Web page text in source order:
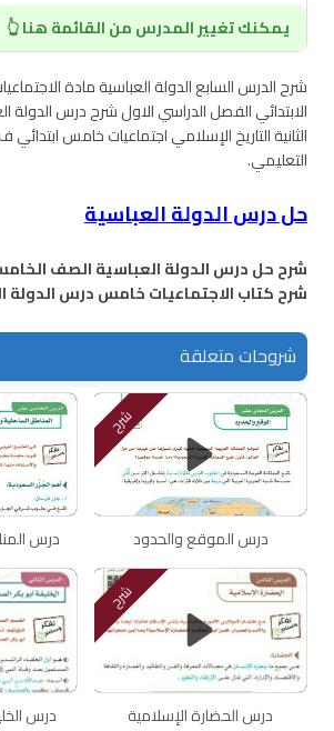
يمكنك تغيير المدرس من القائمة هنا 👆
شرح الدرس السابع الدولة العباسية مادة
الابتدائي الفصل الدراسي الاول شرح درس الدولة
التعليمي.
حل درس الدولة العباسية
شرح حل درس الدولة العباسية الصف
شرح كتاب الاجتماعيات خامس درس الدولة
شروحات متعلقة
شرح
درس الموقع والحدود درس
شرح
درس الحضارة الإسلامية درس